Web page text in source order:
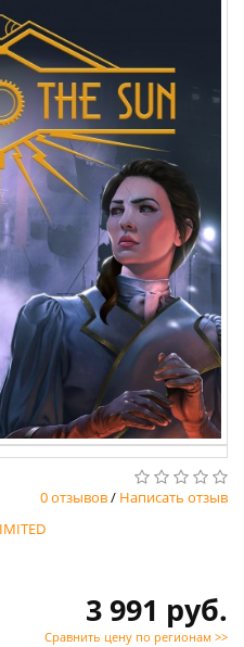
0 отзывов/ Написать отзыв
3 991 руб.
Сравнить цену по регионам >>